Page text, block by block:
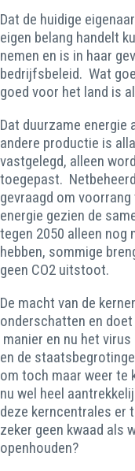
Dat de huidige
eigen belang handelt
nemen en is in haar
bedrijfsbeleid. Wat
goed voor het land is
Dat duurzame
andere productie is
vastgelegd, alleen
toegepast.
gevraagd om
energie gezien de
tegen 2050 alleen nog
hebben, sommige
geen CO2 uitstoot.
De macht van de
onderschatten en
manier en nu het
en de
om toch maar weer te
nu wel heel
deze kerncentrales er
zeker geen kwaad als
openhouden?